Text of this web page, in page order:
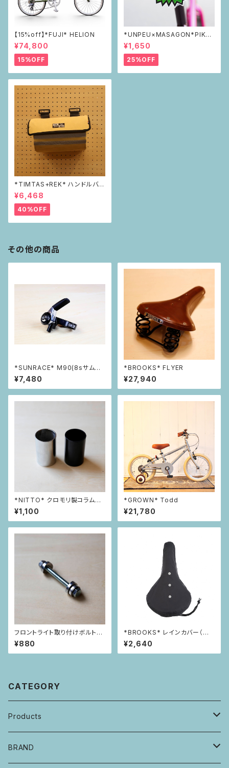
【15%off】*FUJI* HELION
¥74,800
15%OFF
*UNPEU×MASAGON*PIKAP
IKAリフレクター green
¥1,650
25%OFF
*TIMTAS+REK* ハンドルバー
バッグ
¥6,468
40%OFF
その他の商品
*SUNRACE* M90(8sサムシ
フター)
¥7,480
*BROOKS* FLYER
¥27,940
*NITTO* クロモリ製コラムス
ペーサー 50mm 1-1/8インチ
¥1,100
*GROWN* Todd
¥21,780
フロントライト取り付けボルトセ
ット
¥880
*BROOKS* レインカバー（M
サイズ）
¥2,640
CATEGORY
Products
自転車・フレーム
BRAND